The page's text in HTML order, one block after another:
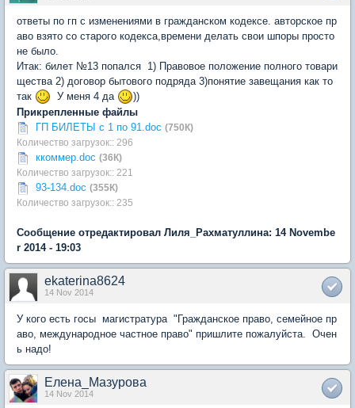
ответы по гп с изменениями в гражданском кодексе. авторское пр
аво взято со старого кодекса,времени делать свои шпоры просто
не было.
Итак: билет №13 попался 1) Правовое положение полного товари
щества 2) договор бытового подряда 3)понятие завещания как то
так
У меня 4 да
))
Прикрепленные файлы
ГП БИЛЕТЫ с 1 по 91.doc (750К)
Количество загрузок:: 296
ккоммер.doc (36К)
Количество загрузок:: 221
93-134.doc (355К)
Количество загрузок:: 235
Сообщение отредактировал Лиля_Рахматуллина: 14 Novembe
r 2014 - 19:03
ekaterina8624
14 Nov 2014
У кого есть госы магистратура "Гражданское право, семейное пр
аво, международное частное право" пришлите пожалуйста. Очен
ь надо!
Елена_Мазурова
14 Nov 2014